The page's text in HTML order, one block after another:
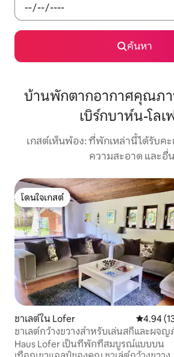
ค้นหา
บ้านพักตากอากาศคุณภา
เบิร์กบาห์น-โลเ
เกสต์เห็นพ้อง: ที่พักเหล่านี้ได้รับค
ความสะอาด และอื่
โดนใจเกสต์
โดนใจเกสต์
ชาเลต์ใน Lofer คะแนนเฉ
4.94
ชาเลต์กว้างขวางสำหรับเล่นสกีและผจ
ในฤดูร้อน
Haus Lofer เป็นที่พักที่สมบูรณ์แบบบน